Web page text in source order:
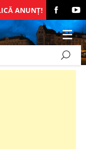
ANUNȚ!